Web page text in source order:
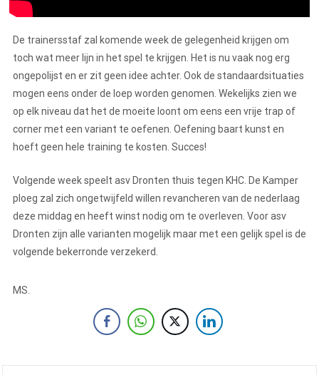
De trainersstaf zal komende week de gelegenheid krijgen om
toch wat meer lijn in het spel te krijgen. Het is nu vaak nog erg
ongepolijst en er zit geen idee achter. Ook de standaardsituaties
mogen eens onder de loep worden genomen. Wekelijks zien we
op elk niveau dat het de moeite loont om eens een vrije trap of
corner met een variant te oefenen. Oefening baart kunst en
hoeft geen hele training te kosten. Succes!
Volgende week speelt asv Dronten thuis tegen KHC. De Kamper
ploeg zal zich ongetwijfeld willen revancheren van de nederlaag
deze middag en heeft winst nodig om te overleven. Voor asv
Dronten zijn alle varianten mogelijk maar met een gelijk spel is de
volgende bekerronde verzekerd.
MS.